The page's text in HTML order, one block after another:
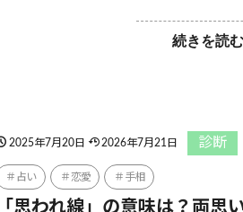
続きを読む
2025年7月20日 2026年7月21日 診断
占い 恋愛 手相
「思われ線」の意味は？両思